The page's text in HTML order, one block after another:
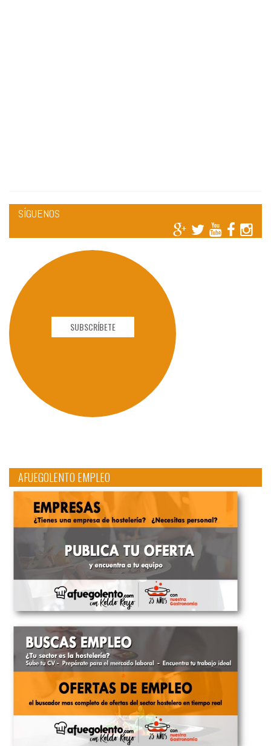
SÍGUENOS
SUBSCRÍBETE
AFUEGOLENTO EMPLEO